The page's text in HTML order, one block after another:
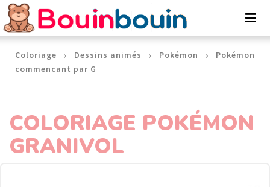
Coloriage Dessins animés Pokémon
Pokémon
commencant par G
COLORIAGE POKÉMON
GRANIVOL
Panneau de gestion des cookies